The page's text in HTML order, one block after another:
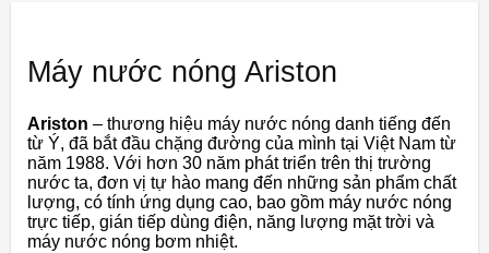
Máy nước nóng Ariston
Ariston – thương hiệu máy nước nóng danh tiếng đến
từ Ý, đã bắt đầu chặng đường của mình tại Việt Nam từ
năm 1988. Với hơn 30 năm phát triển trên thị trường
nước ta, đơn vị tự hào mang đến những sản phẩm chất
lượng, có tính ứng dụng cao, bao gồm máy nước nóng
trực tiếp, gián tiếp dùng điện, năng lượng mặt trời và
máy nước nóng bơm nhiệt.